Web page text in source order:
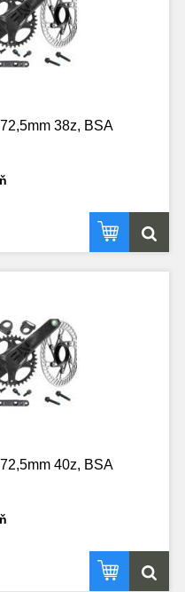
38z, BSA
40z, BSA